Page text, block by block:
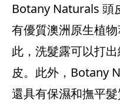
Botany Naturals 頭
有優質澳洲原生植
此，洗髮露可以打
皮。此外，Botany
還具有保濕和撫平